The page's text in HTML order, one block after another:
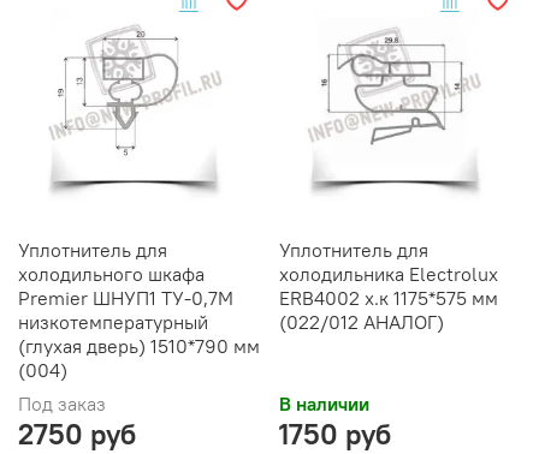
Уплотнитель для
холодильного шкафа
Premier ШНУП1 ТУ-0,7М
низкотемпературный
(глухая дверь) 1510*790 мм
(004)
Под заказ
2750 руб
Уплотнитель для
холодильника Electrolux
ERB4002 х.к 1175*575 мм
(022/012 АНАЛОГ)
В наличии
1750 руб